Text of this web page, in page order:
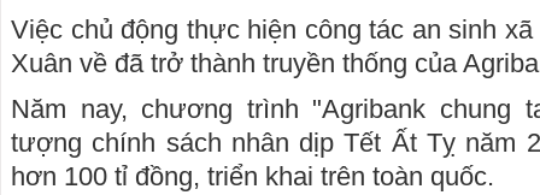
Việc chủ động thực hiện công tác an sinh
Xuân về đã trở thành truyền thống của
Năm nay, chương trình "Agribank chung
tượng chính sách nhân dịp Tết Ất Tỵ năm
hơn 100 tỉ đồng, triển khai trên toàn quốc.